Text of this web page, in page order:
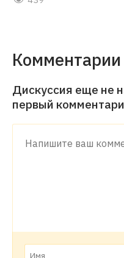
Комментарии
Дискуссия еще не
первый